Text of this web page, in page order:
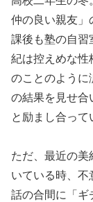
仲の良い親友」
課後も塾の自習
紀は控えめな性
のことのように
の結果を見せ合
と励まし合って
ただ、最近の美
いている時、不
話の合間に「